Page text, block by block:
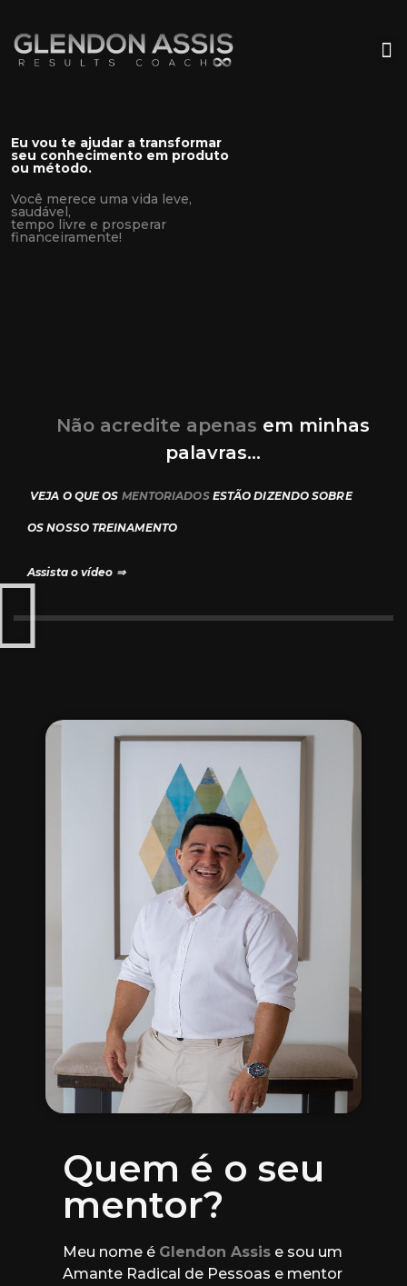
Eu vou te ajudar a transformar
seu conhecimento em produto
ou método.
Você merece uma vida leve,
saudável,
tempo livre e prosperar
financeiramente!
Não acredite apenas em minhas
palavras…
VEJA O QUE OS MENTORIADOS ESTÃO DIZENDO SOBRE
OS NOSSO TREINAMENTO
Assista o vídeo ⇒
Quem é o seu
mentor?
Meu nome é Glendon Assis e sou um
Amante Radical de Pessoas e mentor